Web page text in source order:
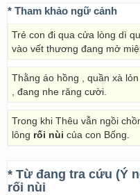
* Tham khảo ngữ cảnh
Trẻ con đi qua cửa lòng dì
vào vết thương đang mở
Thằng áo hồng , quần xà
, đang nhe răng cười.
Trong khi Thêu vẫn ngồi
lông rối nùi của con Bống.
* Từ đang tra cứu (Ý
rối nùi